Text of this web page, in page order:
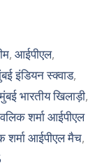
,आईपीएल,
इंडियन स्क्वाड,
मुंबई भारतीय खिलाड़ी,
शर्मा आईपीएल
शर्मा आईपीएल मैच,